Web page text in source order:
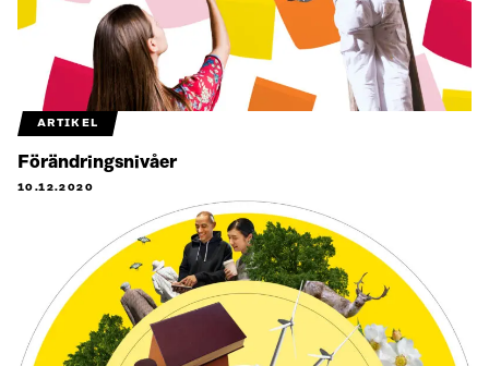
ARTIKEL
Förändringsnivåer
10.12.2020